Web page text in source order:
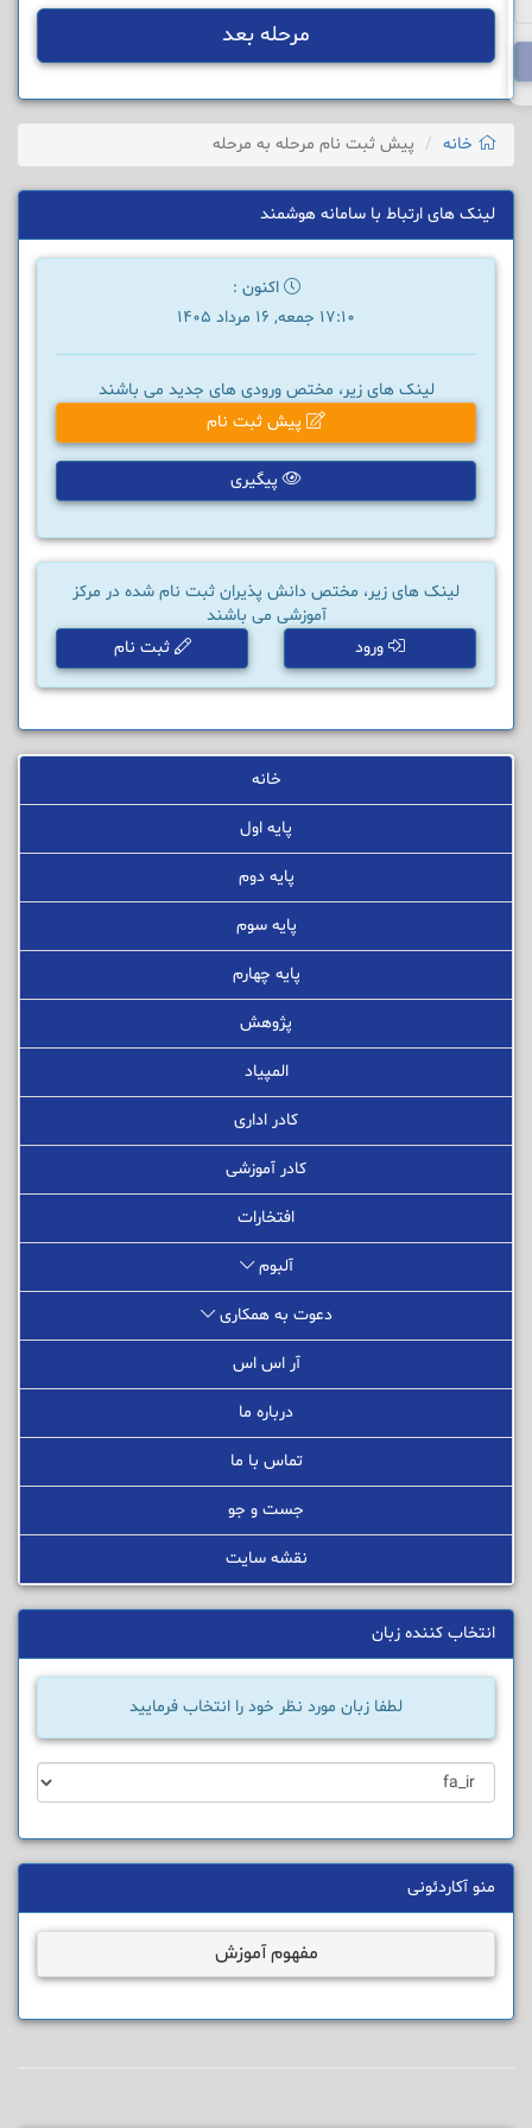
مرحله بعد
خانه پیش ثبت نام مرحله به مرحله
لینک های ارتباط با سامانه هوشمند
اکنون :
17:10 جمعه, 16 مرداد 1405
لینک های زیر، مختص ورودی های جدید می باشند
پیش ثبت نام
پیگیری
لینک های زیر، مختص دانش پذیران ثبت نام شده در مرکز
آموزشی می باشند
ورود
ثبت نام
خانه
پایه اول
پایه دوم
پایه سوم
پایه چهارم
پژوهش
المپیاد
کادر اداری
کادر آموزشی
افتخارات
آلبوم
دعوت به همکاری
آر اس اس
درباره ما
تماس با ما
جست و جو
نقشه سایت
انتخاب کننده زبان
لطفا زبان مورد نظر خود را انتخاب فرمایید
منو آکاردئونی
مفهوم آموزش